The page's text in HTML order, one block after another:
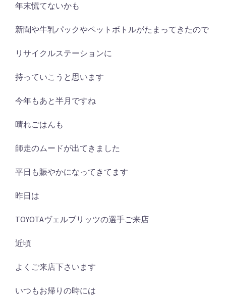
年末慌てないかも
新聞や牛乳パックやペットボトルがたまってきたので
リサイクルステーションに
持っていこうと思います
今年もあと半月ですね
晴れごはんも
師走のムードが出てきました
平日も賑やかになってきてます
昨日は
TOYOTAヴェルブリッツの選手ご来店
近頃
よくご来店下さいます
いつもお帰りの時には